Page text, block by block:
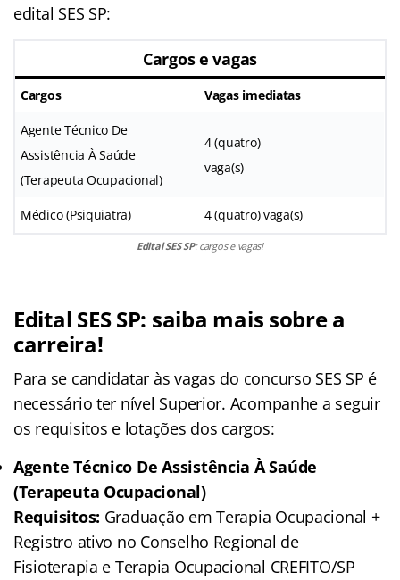
edital SES SP:
Cargos e vagas
Cargos Vagas imediatas
Agente Técnico De
Assistência À Saúde
(Terapeuta Ocupacional)
4 (quatro)
vaga(s)
Médico (Psiquiatra) 4 (quatro) vaga(s)
Edital SES SP: cargos e vagas!
Edital SES SP: saiba mais sobre a
carreira!
Para se candidatar às vagas do concurso SES SP é
necessário ter nível Superior. Acompanhe a seguir
os requisitos e lotações dos cargos:
Agente Técnico De Assistência À Saúde
(Terapeuta Ocupacional)
Requisitos: Graduação em Terapia Ocupacional +
Registro ativo no Conselho Regional de
Fisioterapia e Terapia Ocupacional CREFITO/SP